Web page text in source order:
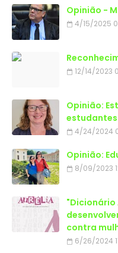
Opinião -
4/15/2025
12/14/2023
Opinião:
4/24/2024
Opinião:
8/09/2023
"Dicionário
contra
6/26/2024